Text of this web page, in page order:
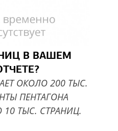
В ВАШЕМ
ОКОЛО 200 ТЫС.
ПЕНТАГОНА
ТЫС. СТРАНИЦ.